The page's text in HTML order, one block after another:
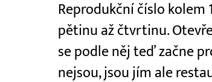
Reprodukční číslo kolem
pětinu až čtvrtinu.
se podle něj teď začne
nejsou, jsou jím ale